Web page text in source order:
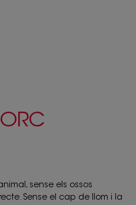
sense els ossos
Sense el cap de llom i la